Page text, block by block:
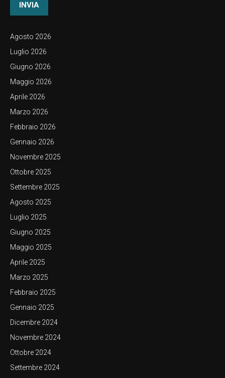
INVIA
Agosto 2026
Luglio 2026
Giugno 2026
Maggio 2026
Aprile 2026
Marzo 2026
Febbraio 2026
Gennaio 2026
Novembre 2025
Ottobre 2025
Settembre 2025
Agosto 2025
Luglio 2025
Giugno 2025
Maggio 2025
Aprile 2025
Marzo 2025
Febbraio 2025
Gennaio 2025
Dicembre 2024
Novembre 2024
Ottobre 2024
Settembre 2024